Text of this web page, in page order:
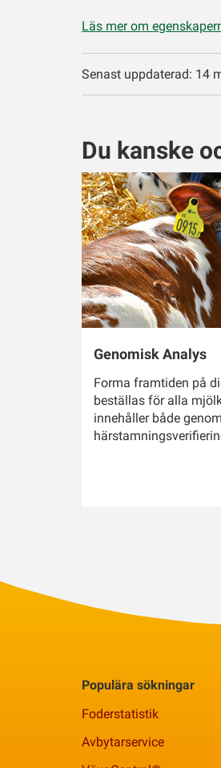
Läs mer om
Senast uppdaterad: 14
Du kanske
Genomisk Analys
Forma framtiden på
beställas för alla
innehåller både
Populära sökningar
Foderstatistik
Avbytarservice